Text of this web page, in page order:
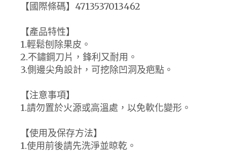
【國際條碼】4713537013462
【產品特性】
1.輕鬆刨除果皮。
2.不鏽鋼刀片，鋒利又耐用。
3.側邊尖角設計，可挖除凹洞及疤點。
【注意事項】
1.請勿置於火源或高溫處，以免軟化變形。
【使用及保存方法】
1.使用前後請先洗淨並晾乾。